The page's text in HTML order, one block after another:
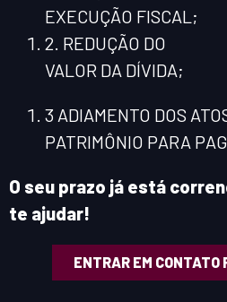
EXECUÇÃO FISCAL;
2. REDUÇÃO DO
VALOR DA DÍVIDA;
3 ADIAMENTO DOS
PATRIMÔNIO PARA
O seu prazo já está
te ajudar!
ENTRAR EM CONTATO